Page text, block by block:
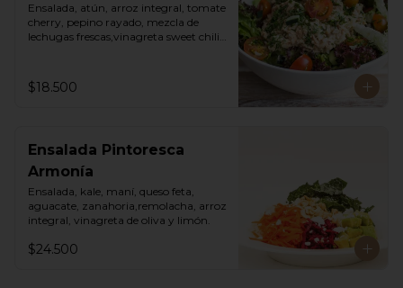
Ensalada, atún, arroz integral, tomate
cherry, pepino rayado, mezcla de
lechugas frescas,vinagreta sweet chili
$18.500
Ensalada Pintoresca
Armonía
Ensalada, kale, maní, queso feta,
aguacate, zanahoria,remolacha, arroz
integral, vinagreta de oliva y limón.
$24.500